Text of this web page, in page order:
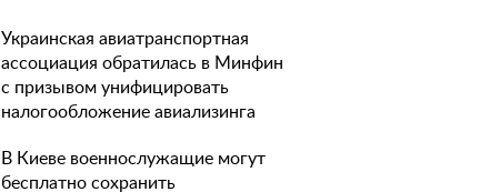
Украинская авиатранспортная
ассоциация обратилась в Минфин
с призывом унифицировать
налогообложение авиализинга
В Киеве военнослужащие могут
бесплатно сохранить